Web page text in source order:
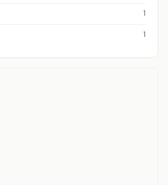
1
1